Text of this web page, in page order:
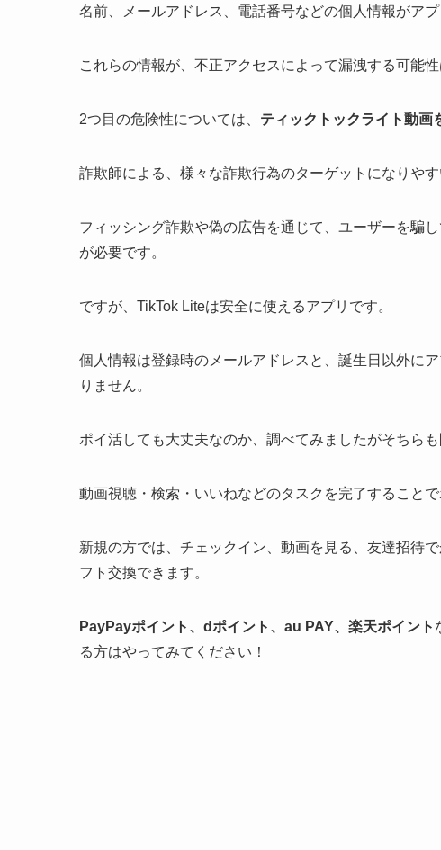
名前、メールアドレス、電話番号などの個人情報がアプ
これらの情報が、不正アクセスによって漏洩する可能性
2つ目の危険性については、 ティックトックライト動画
詐欺師による、様々な詐欺行為のターゲットになりやす
フィッシング詐欺や偽の広告を通じて、ユーザーを騙
が必要です。
ですが、TikTok Liteは安全に使えるアプリです。
個人情報は登録時のメールアドレスと、誕生日以外に
りません。
ポイ活しても大丈夫なのか、調べてみましたがそちらも
動画視聴・検索・いいねなどのタスクを完了すること
新規の方では、チェックイン、動画を見る、友達招待
フト交換できます。
PayPayポイント、dポイント、au PAY、楽天ポイント
る方はやってみてください！